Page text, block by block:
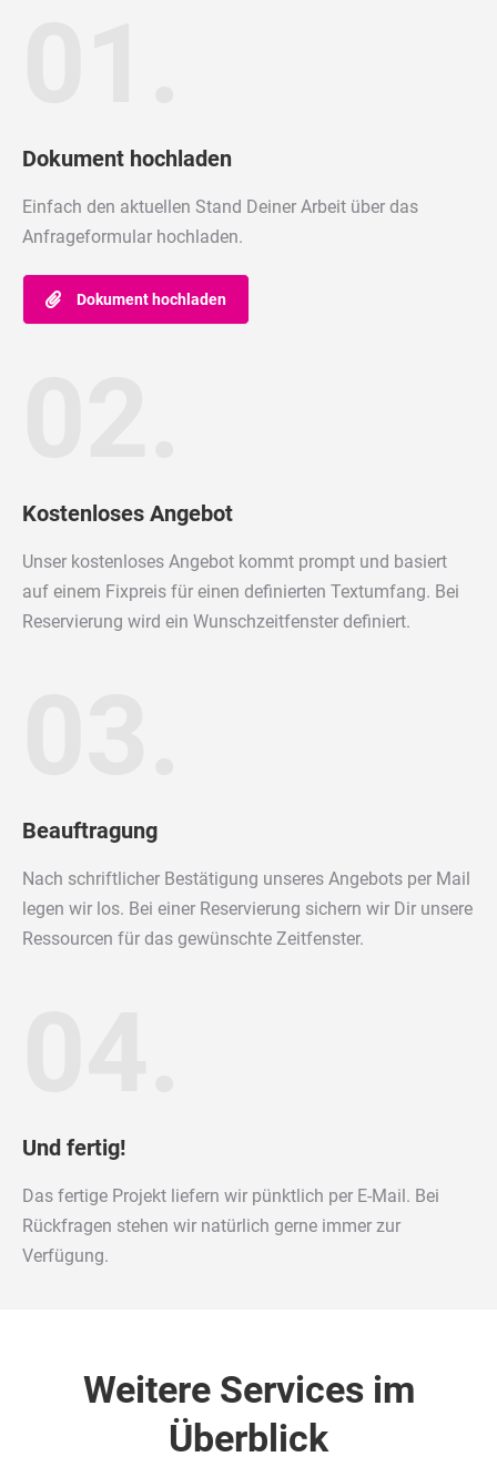
Dokument hochladen
Einfach den aktuellen Stand Deiner Arbeit über das
Anfrageformular hochladen.
Dokument hochladen
Kostenloses Angebot
Unser kostenloses Angebot kommt prompt und basiert
auf einem Fixpreis für einen definierten Textumfang. Bei
Reservierung wird ein Wunschzeitfenster definiert.
Beauftragung
Nach schriftlicher Bestätigung unseres Angebots per Mail
legen wir los. Bei einer Reservierung sichern wir Dir unsere
Ressourcen für das gewünschte Zeitfenster.
Und fertig!
Das fertige Projekt liefern wir pünktlich per E-Mail. Bei
Rückfragen stehen wir natürlich gerne immer zur
Verfügung.
Weitere Services im
Überblick